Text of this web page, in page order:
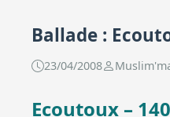
Ballade :
23/04/2008
Ecoutoux –